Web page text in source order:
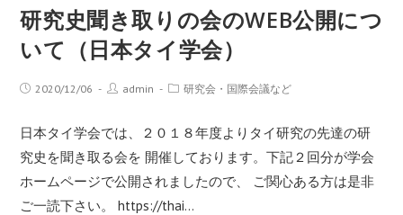
研究史聞き取りの会のWEB公開につ
いて（日本タイ学会）
2020/12/06 admin 研究会・国際会議など
日本タイ学会では、２０１８年度よりタイ研究の先達の研
究史を聞き取る会を 開催しております。下記２回分が学会
ホームページで公開されましたので、 ご関心ある方は是非
ご一読下さい。 https://thai…